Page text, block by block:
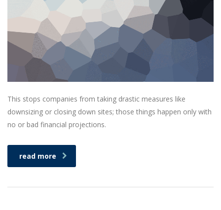
This stops companies from taking drastic measures like
downsizing or closing down sites; those things happen only with
no or bad financial projections.
read more